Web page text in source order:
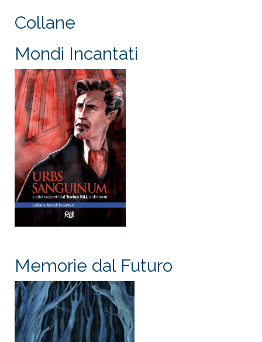
Collane
Mondi Incantati
Memorie dal Futuro